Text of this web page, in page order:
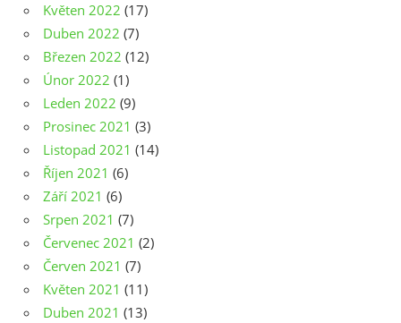
Květen 2022 (17)
Duben 2022 (7)
Březen 2022 (12)
Únor 2022 (1)
Leden 2022 (9)
Prosinec 2021 (3)
Listopad 2021 (14)
Říjen 2021 (6)
Září 2021 (6)
Srpen 2021 (7)
Červenec 2021 (2)
Červen 2021 (7)
Květen 2021 (11)
Duben 2021 (13)